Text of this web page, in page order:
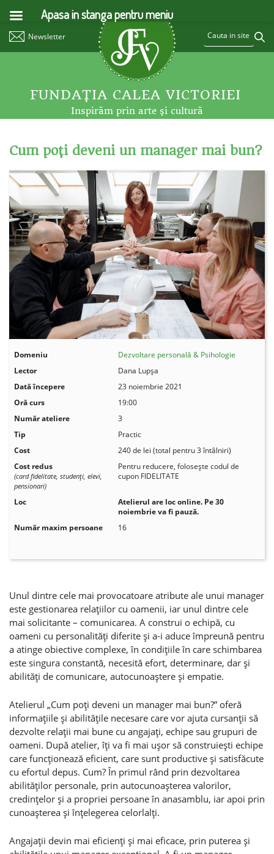
Newsletter
FUNDAŢIA CALEA VICTORIEI
Inspirăm prin arte şi cultură
Cum poţi deveni un manager mai bun?
Domeniu
Dezvoltare personală & Psihologie
Lector
Dana Lupșa
Dată începere
23 noiembrie 2021
Oră curs
19:00
Număr ateliere
3
Tip
Practic
Cost
240 de lei (total pentru 3 întâlniri)
Cost redus
(card fidelitate, studenţi, elevi,
pensionari)
Pentru reducere, folosește codul de
cupon FIDELITATE
Loc
Atelierul are loc online. Pe 30
noiembrie va fi pauză.
Număr maxim persoane
16
Unul dintre cele mai provocatoare atribute ale unui manager
este gestionarea relaţiilor cu oamenii, iar unul dintre cele
mai solicitante – comunicarea. A construi o echipă, cu
oameni cu personalităţi diferite şi a-i aduce împreună pentru
a atinge obiective complexe, în condiţiile în care schimbarea
este singura constantă, necesită efort, determinare, dar şi
abilităţi de comunicare, autocunoaştere şi empatie.
Atelierul „Cum poţi deveni un manager mai bun?” oferă
informaţiile şi abilităţile necesare care vor ajuta cursanţii să
dezvolte relaţii mai bune cu angajaţi, echipe sau grupuri de
oameni. După atelier, îţi va fi mai uşor să construieşti echipe
care funcţionează eficient, care sunt productive şi satisfăcute
cu efortul depus. Cum? În primul rând prin dezvoltarea
abilităţilor personale, prin autocunoaşterea valorilor,
credinţelor şi a propriei persoane în anasamblu, iar apoi prin
cunoaşterea şi înţelegerea celorlalţi.
Angajaţii devin mai eficienţi şi mai eficace, prin puterea şi
Apasa in stanga pentru meniu